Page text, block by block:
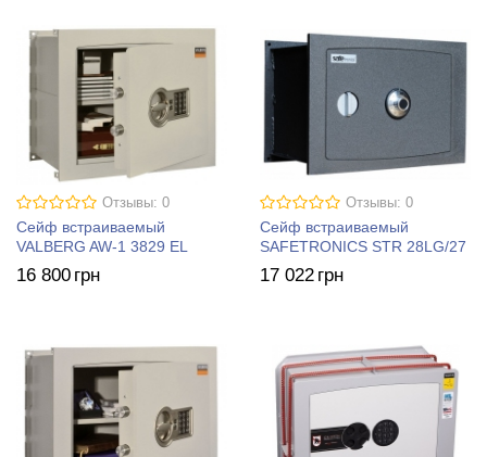
Отзывы: 0
Сейф встраиваемый
VALBERG AW-1 3829 EL
16 800 грн
Отзывы: 0
Сейф встраиваемый
SAFETRONICS STR 28LG/27
17 022 грн